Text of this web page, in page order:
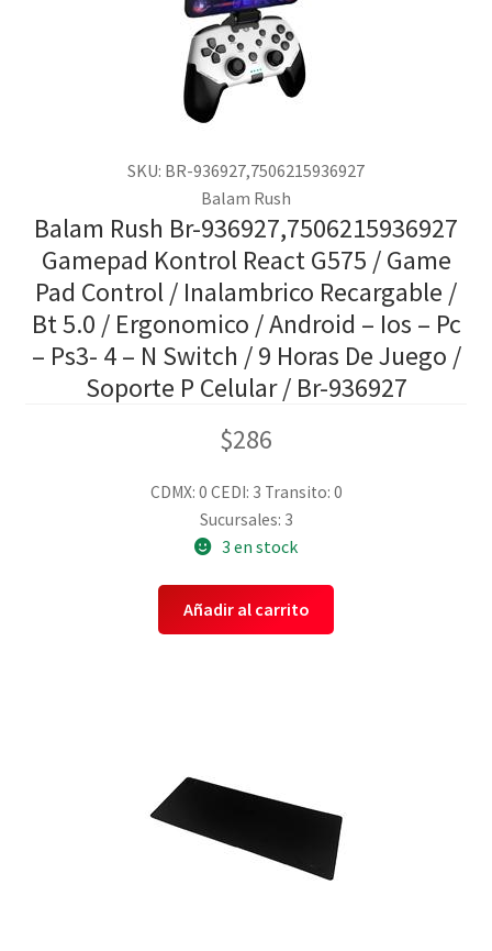
SKU: BR-936927,7506215936927
Balam Rush
Balam Rush Br-936927,7506215936927
Gamepad Kontrol React G575 / Game
Pad Control / Inalambrico Recargable /
Bt 5.0 / Ergonomico / Android – Ios – Pc
– Ps3- 4 – N Switch / 9 Horas De Juego /
Soporte P Celular / Br-936927
$286
CDMX: 0 CEDI: 3 Transito: 0
Sucursales: 3
3 en stock
Añadir al carrito